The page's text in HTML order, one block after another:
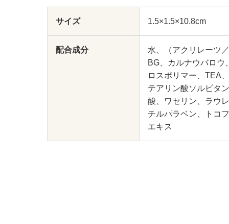
サイズ 1.5×1.5×10.8cm
配合成分
水、（アクリレーツ
BG、カルナウバロウ
ロスポリマー、TEA
テアリン酸ソルビタ
酸、ワセリン、ラウ
チルパラベン、トコ
エキス